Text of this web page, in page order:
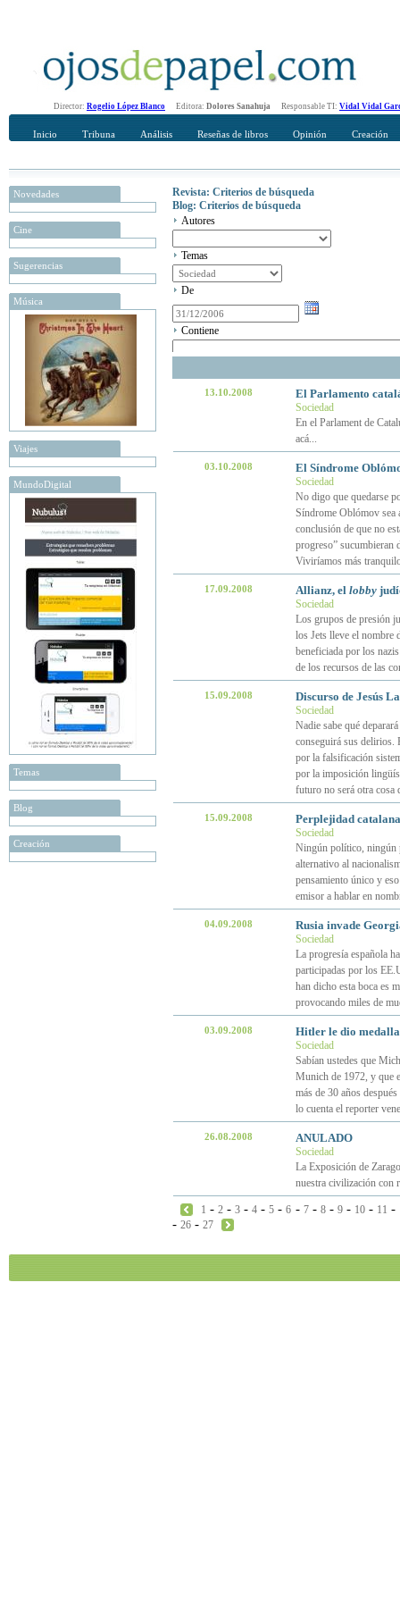
Director: Rogelio López Blanco Editora: Dolores Sanahuja Responsable TI: Vidal Vidal
Inicio Tribuna Análisis Reseñas de libros Opinión Creación
Novedades
Cine
Sugerencias
Música
Viajes
MundoDigital
Temas
Blog
Creación
Revista: Criterios de búsqueda
Blog: Criterios de búsqueda
Autores
Temas
De
Contiene
13.10.2008 El Parlamento
Sociedad
En el Parlament de
acá...
03.10.2008 El Síndrome
Sociedad
No digo que quedarse
Síndrome Oblómov sea
conclusión de que no
progreso” sucumbieran
Viviríamos más
17.09.2008 Allianz, el lobby
Sociedad
Los grupos de presión
los Jets lleve el nombre
beneficiada por los
de los recursos de las
15.09.2008 Discurso de Jesús
Sociedad
Nadie sabe qué
conseguirá sus delirios.
por la falsificación
por la imposición
futuro no será otra cosa
15.09.2008 Perplejidad
Sociedad
Ningún político, ningún
alternativo al
pensamiento único y
emisor a hablar en
04.09.2008 Rusia invade
Sociedad
La progresía española
participadas por los
han dicho esta boca es
provocando miles de
03.09.2008 Hitler le dio
Sociedad
Sabían ustedes que
Munich de 1972, y que
más de 30 años
lo cuenta el reporter
26.08.2008 ANULADO
Sociedad
La Exposición de
nuestra civilización con
1 -2 -3 -4 -5 -6 - 7- 8- 9- 10- 11 -
- 26 - 27